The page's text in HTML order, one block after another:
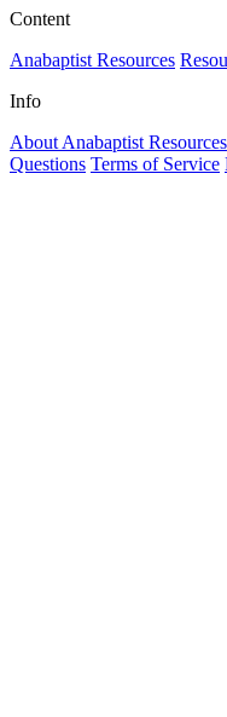
Content
Anabaptist Resources
Info
About Anabaptist Resources
Questions Terms of Service